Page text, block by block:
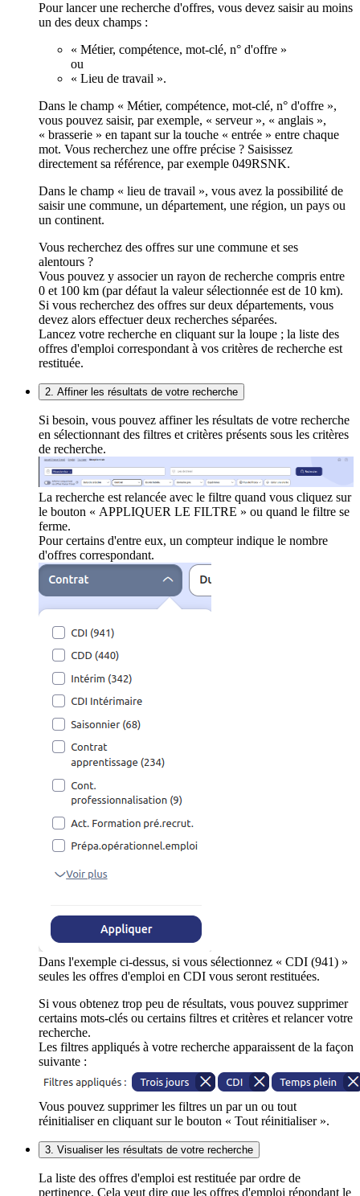
Pour lancer une recherche d'offres, vous devez saisir au moins
un des deux champs :
« Métier, compétence, mot-clé, n° d'offre »
ou
« Lieu de travail ».
Dans le champ « Métier, compétence, mot-clé, n° d'offre »,
vous pouvez saisir, par exemple, « serveur », « anglais »,
« brasserie » en tapant sur la touche « entrée » entre chaque
mot. Vous recherchez une offre précise ? Saisissez
directement sa référence, par exemple 049RSNK.
Dans le champ « lieu de travail », vous avez la possibilité de
saisir une commune, un département, une région, un pays ou
un continent.
Vous recherchez des offres sur une commune et ses
alentours ?
Vous pouvez y associer un rayon de recherche compris entre
0 et 100 km (par défaut la valeur sélectionnée est de 10 km).
Si vous recherchez des offres sur deux départements, vous
devez alors effectuer deux recherches séparées.
Lancez votre recherche en cliquant sur la loupe ; la liste des
offres d'emploi correspondant à vos critères de recherche est
restituée.
2. Affiner les résultats de votre recherche
Si besoin, vous pouvez affiner les résultats de votre recherche
en sélectionnant des filtres et critères présents sous les critères
de recherche.
La recherche est relancée avec le filtre quand vous cliquez sur
le bouton « APPLIQUER LE FILTRE » ou quand le filtre se
ferme.
Pour certains d'entre eux, un compteur indique le nombre
d'offres correspondant.
Dans l'exemple ci-dessus, si vous sélectionnez « CDI (941) »
seules les offres d'emploi en CDI vous seront restituées.
Si vous obtenez trop peu de résultats, vous pouvez supprimer
certains mots-clés ou certains filtres et critères et relancer votre
recherche.
Les filtres appliqués à votre recherche apparaissent de la façon
suivante :
Vous pouvez supprimer les filtres un par un ou tout
réinitialiser en cliquant sur le bouton « Tout réinitialiser ».
3. Visualiser les résultats de votre recherche
La liste des offres d'emploi est restituée par ordre de
pertinence. Cela veut dire que les offres d'emploi répondant le